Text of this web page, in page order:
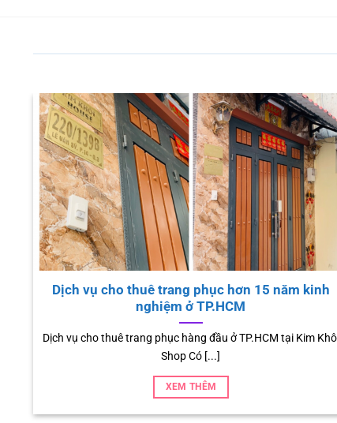
đầu bếp – hình ảnh đẹp đặc trưng nghề Bếp
đóng góp vào nền ẩm thực Việt
đầu bếp là trang phục cần thiết cho mỗi đầu bếp tại các